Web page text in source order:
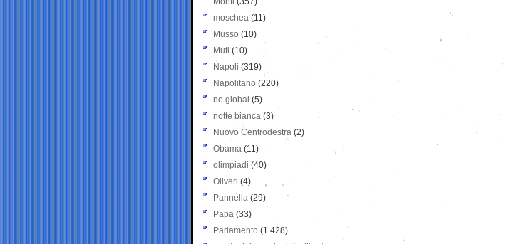
moschea (11)
Musso (10)
Muti (10)
Napoli (319)
Napolitano (220)
no global (5)
notte bianca (3)
Nuovo Centrodestra (2)
Obama (11)
olimpiadi (40)
Oliveri (4)
Pannella (29)
Papa (33)
Parlamento (1.428)